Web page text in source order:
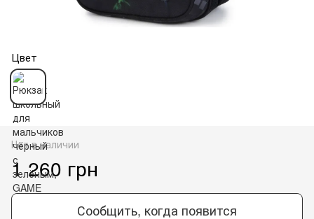
Цвет
Нет в наличии
1 260 грн
Сообщить, когда появится